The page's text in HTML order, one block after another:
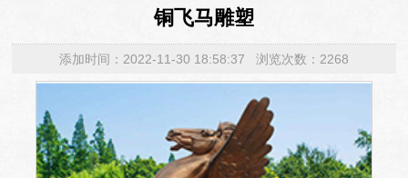
铜飞马雕塑
添加时间：2022-11-30 18:58:37 浏览次数：2268